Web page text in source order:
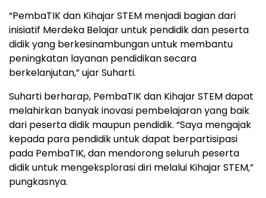
“PembaTIK dan Kihajar STEM menjadi bagian dari
inisiatif Merdeka Belajar untuk pendidik dan peserta
didik yang berkesinambungan untuk membantu
peningkatan layanan pendidikan secara
berkelanjutan,” ujar Suharti.
Suharti berharap, PembaTIK dan Kihajar STEM dapat
melahirkan banyak inovasi pembelajaran yang baik
dari peserta didik maupun pendidik. “Saya mengajak
kepada para pendidik untuk dapat berpartisipasi
pada PembaTIK, dan mendorong seluruh peserta
didik untuk mengeksplorasi diri melalui Kihajar STEM,”
pungkasnya.